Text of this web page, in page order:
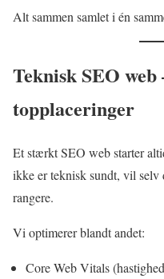
Alt sammen samlet i én
Teknisk SEO
topplaceringer
Et stærkt SEO web starter
ikke er teknisk sundt, vil selv
rangere.
Vi optimerer blandt andet:
Core Web Vitals